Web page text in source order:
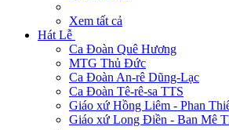
Xem tất cả
Hát Lễ
Ca Đoàn Quê Hương
MTG Thủ Đức
Ca Đoàn An-rê Dũng-Lạc
Ca Đoàn Tê-rê-sa TTS
Giáo xứ Hồng Liêm - Phan
Giáo xứ Long Điền - Ban Mê